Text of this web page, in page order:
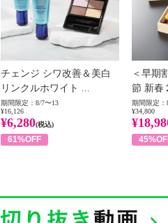
チェンジ シワ改善＆美白
リンクルホワイト ...
期間限定：8/7〜13
¥16,126
¥6,280(税込)
61%OFF
＜早期
節 新春
期間限定：
¥34,800